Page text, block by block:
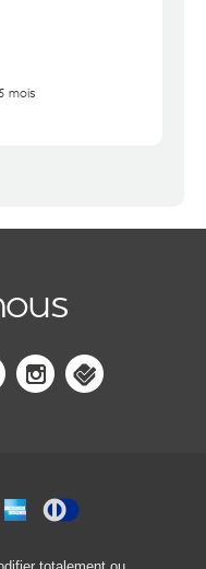
mois